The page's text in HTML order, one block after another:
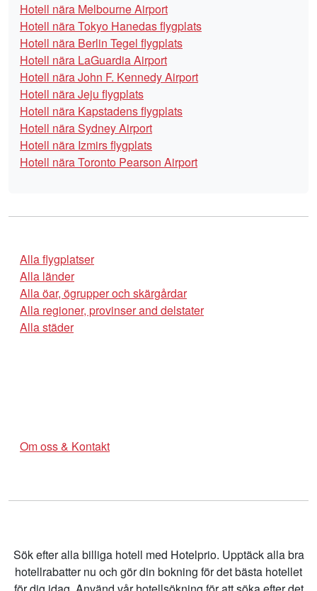
Hotell nära Melbourne Airport
Hotell nära Tokyo Hanedas flygplats
Hotell nära Berlin Tegel flygplats
Hotell nära LaGuardia Airport
Hotell nära John F. Kennedy Airport
Hotell nära Jeju flygplats
Hotell nära Kapstadens flygplats
Hotell nära Sydney Airport
Hotell nära Izmirs flygplats
Hotell nära Toronto Pearson Airport
Alla flygplatser
Alla länder
Alla öar, ögrupper och skärgårdar
Alla regioner, provinser and delstater
Alla städer
Om oss & Kontakt
Sök efter alla billiga hotell med Hotelprio. Upptäck alla bra
hotellrabatter nu och gör din bokning för det bästa hotellet